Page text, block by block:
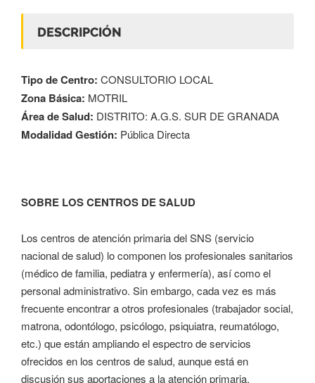
DESCRIPCIÓN
Tipo de Centro: CONSULTORIO LOCAL
Zona Básica: MOTRIL
Área de Salud: DISTRITO: A.G.S. SUR DE GRANADA
Modalidad Gestión: Pública Directa
SOBRE LOS CENTROS DE SALUD
Los centros de atención primaria del SNS (servicio
nacional de salud) lo componen los profesionales sanitarios
(médico de familia, pediatra y enfermería), así como el
personal administrativo. Sin embargo, cada vez es más
frecuente encontrar a otros profesionales (trabajador social,
matrona, odontólogo, psicólogo, psiquiatra, reumatólogo,
etc.) que están ampliando el espectro de servicios
ofrecidos en los centros de salud, aunque está en
discusión sus aportaciones a la atención primaria.